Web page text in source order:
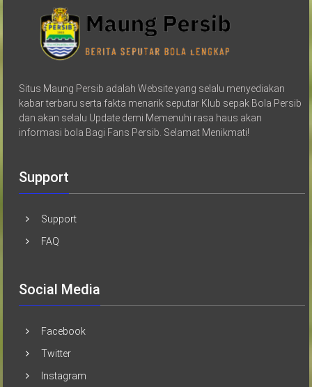
Situs Maung Persib adalah Website yang selalu menyediakan
kabar terbaru serta fakta menarik seputar Klub sepak Bola Persib
dan akan selalu Update demi Memenuhi rasa haus akan
informasi bola Bagi Fans Persib. Selamat Menikmati!
Support
Support
FAQ
Social Media
Facebook
Twitter
Instagram